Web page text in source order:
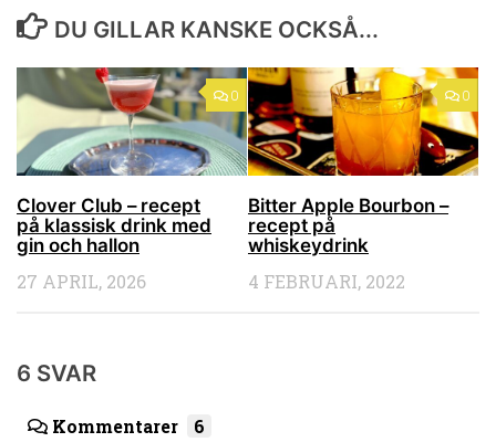
DU GILLAR KANSKE OCKSÅ...
0
Clover Club – recept
på klassisk drink med
gin och hallon
27 APRIL, 2026
0
Bitter Apple Bourbon –
recept på
whiskeydrink
4 FEBRUARI, 2022
6 SVAR
Kommentarer
6